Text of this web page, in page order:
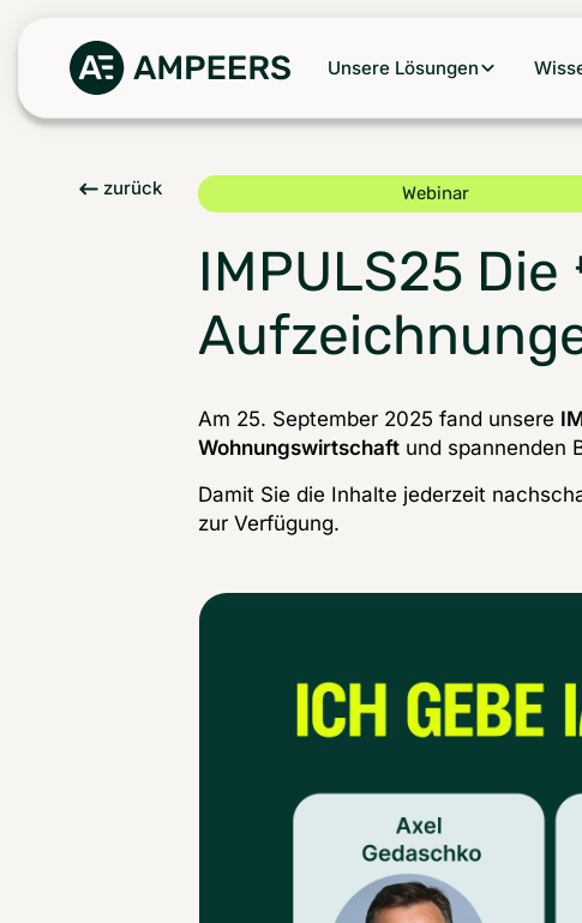
Unsere Lösungen
zurück Webinar
IMPULS25
Am 25. September 2025 fand unsere
Wohnungswirtschaft und spannenden
Damit Sie die Inhalte jederzeit
zur Verfügung.